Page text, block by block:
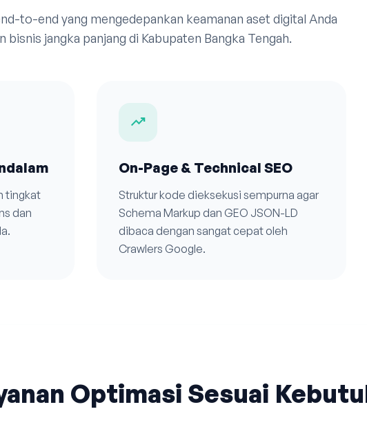
to-end yang mengedepankan keamanan aset digital Anda
jangka panjang di Kabupaten Bangka Tengah.
tingkat
dan
trending_up
On-Page & Technical SEO
Struktur kode dieksekusi sempurna agar
Schema Markup dan GEO JSON-LD
dibaca dengan sangat cepat oleh
Crawlers Google.
Optimasi Sesuai